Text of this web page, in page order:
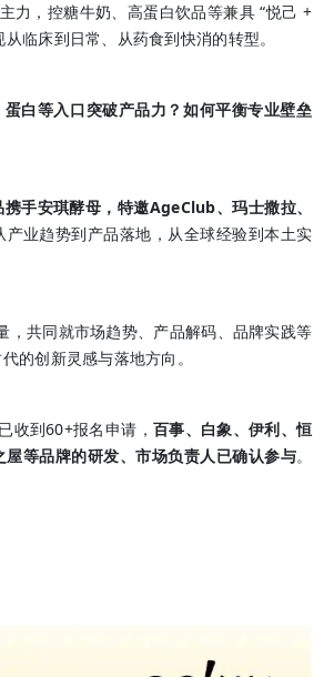
力，控糖牛奶、高蛋白饮品等兼具 “悦己 +
临床到日常、从药食到快消的转型。
白等入口突破产品力？如何平衡专业壁垒
手安琪酵母，特邀AgeClub、玛士撒拉、
产业趋势到产品落地，从全球经验到本土实
共同就市场趋势、产品解码、品牌实践等
的创新灵感与落地方向。
收到60+报名申请， 百事、白象、伊利、恒
等品牌的研发、市场负责人已确认参与。